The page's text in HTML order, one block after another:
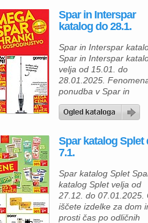
nekaj predlogov za vaše
vsakodnevne potrebe:
Šampon za lase ISANA
Negujte svoje lase z
vrhunskim šamponom
različnih vrst (300 ml).
Popoln za osvežitev
Spar in Interspar
katalog do 28.1.
Spar in Interspar
Spar in Interspar
velja od 15.01. do
28.01.2025.
ponudba v Spar in
Interspar katalogu od
srede, 15. januarja
znižanih cenah in
obogatite svoje
vsakodnevne jedi s
preverjeno kakovostjo.
Vabimo vas, da
svežo mozzarello (125
ki je prejela najvišje
na testih kakovosti […]
Spar katalog Splet
7.1.
Spar katalog Splet
katalog Splet velja od
27.12. do 07.01.2025.
iščete izdelke za dom
prosti čas po odličnih